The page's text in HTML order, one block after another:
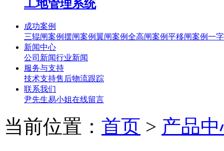
工地管理系统
成功案例
三辊闸案例摆闸案例 翼闸案例全高闸案例平移闸案例一
新闻中心
公司新闻行业新闻
服务与支持
技术支持售后物流跟踪
联系我们
尹先生易小姐在线留言
当前位置： 首页 > 产品